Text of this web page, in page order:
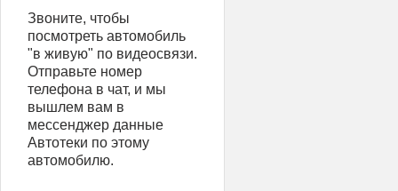
Звоните, чтобы
посмотреть автомобиль
"в живую" по видеосвязи.
Отправьте номер
телефона в чат, и мы
вышлем вам в
мессенджер данные
Автотеки по этому
автомобилю.